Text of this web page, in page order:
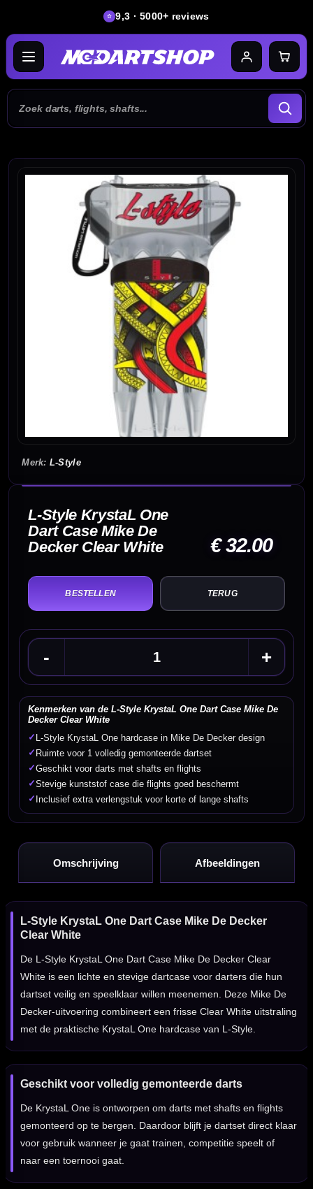
9,3 · 5000+ reviews
L-Style
L-Style KrystaL One
Dart Case Mike De
Decker Clear White
€ 32.00
TERUG
Kenmerken van de L-Style KrystaL One Dart Case Mike De
Decker Clear White
✓ L-Style KrystaL One hardcase in Mike De Decker design
✓ Ruimte voor 1 volledig gemonteerde dartset
✓Geschikt voor darts met shafts en flights
✓Stevige kunststof case die flights goed beschermt
✓ Inclusief extra verlengstuk voor korte of lange shafts
- +
Omschrijving Afbeeldingen
L-Style KrystaL One Dart Case Mike De Decker
Clear White
De L-Style KrystaL One Dart Case Mike De Decker Clear
White is een lichte en stevige dartcase voor darters die hun
dartset veilig en speelklaar willen meenemen. Deze Mike De
Decker-uitvoering combineert een frisse Clear White uitstraling
met de praktische KrystaL One hardcase van L-Style.
Geschikt voor volledig gemonteerde darts
De KrystaL One is ontworpen om darts met shafts en flights
gemonteerd op te bergen. Daardoor blijft je dartset direct klaar
voor gebruik wanneer je gaat trainen, competitie speelt of
naar een toernooi gaat.